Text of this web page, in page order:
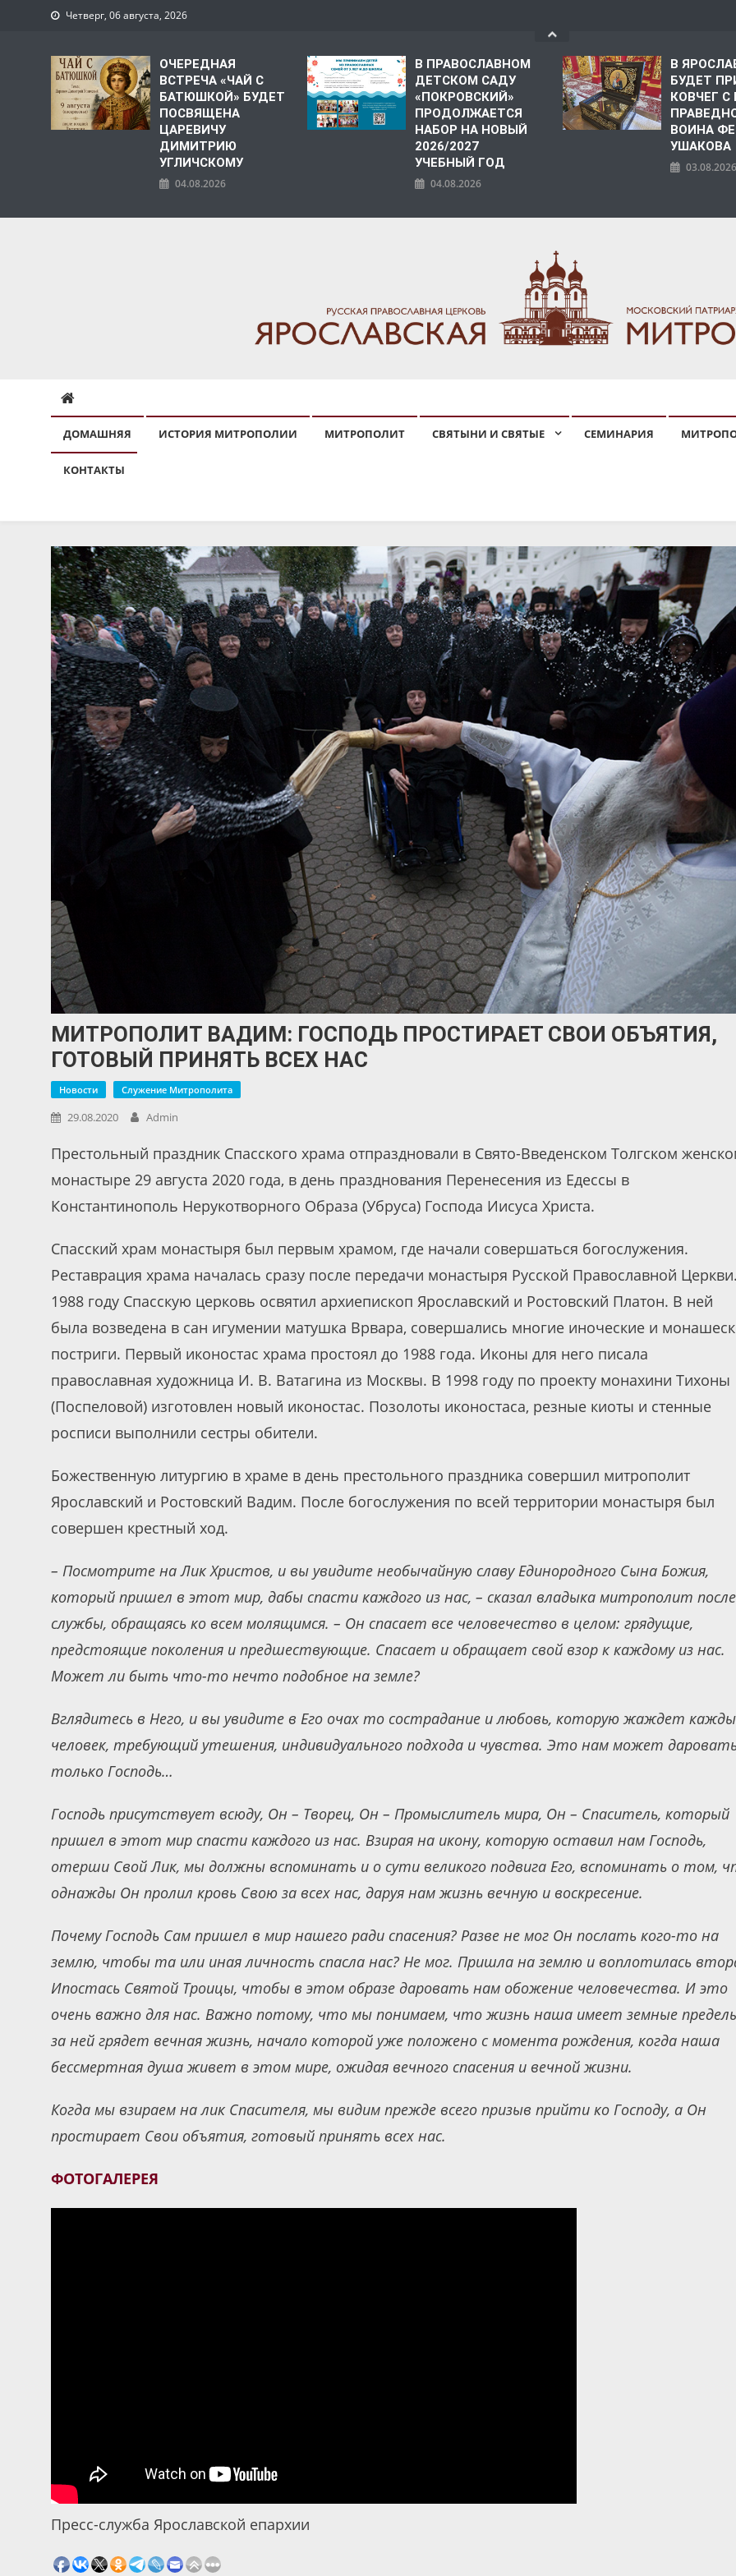
Четверг, 06 августа, 2026
ОЧЕРЕДНАЯ
ВСТРЕЧА «ЧАЙ С
БАТЮШКОЙ» БУДЕТ
ПОСВЯЩЕНА
ЦАРЕВИЧУ
ДИМИТРИЮ
УГЛИЧСКОМУ
04.08.2026
В ПРАВОСЛАВНОМ
ДЕТСКОМ САДУ
«ПОКРОВСКИЙ»
ПРОДОЛЖАЕТСЯ
НАБОР НА НОВЫЙ
2026/2027
УЧЕБНЫЙ ГОД
04.08.2026
В
БУДЕТ
КОВЧЕГ
ВОИНА
УШАКОВА
ДОМАШНЯЯ ИСТОРИЯ МИТРОПОЛИИ МИТРОПОЛИТ СВЯТЫНИ И СВЯТЫЕ СЕМИНАРИЯ
КОНТАКТЫ
МИТРОПОЛИТ ВАДИМ: ГОСПОДЬ ПРОСТИРАЕТ СВОИ ОБЪЯТИЯ,
ГОТОВЫЙ ПРИНЯТЬ ВСЕХ НАС
Новости Служение Митрополита
29.08.2020 Admin
Престольный праздник Спасского храма отпраздновали в Свято-Введенском Толгском
монастыре 29 августа 2020 года, в день празднования Перенесения из Едессы в
Константинополь Нерукотворного Образа (Убруса) Господа Иисуса Христа.
Спасский храм монастыря был первым храмом, где начали совершаться богослужения.
Реставрация храма началась сразу после передачи монастыря Русской Православной
1988 году Спасскую церковь освятил архиепископ Ярославский и Ростовский Платон. В ней
была возведена в сан игумении матушка Врвара, совершались многие иноческие и
постриги. Первый иконостас храма простоял до 1988 года. Иконы для него писала
православная художница И. В. Ватагина из Москвы. В 1998 году по проекту монахини Тихоны
(Поспеловой) изготовлен новый иконостас. Позолоты иконостаса, резные киоты и стенные
росписи выполнили сестры обители.
Божественную литургию в храме в день престольного праздника совершил митрополит
Ярославский и Ростовский Вадим. После богослужения по всей территории монастыря был
совершен крестный ход.
– Посмотрите на Лик Христов, и вы увидите необычайную славу Единородного Сына Божия,
который пришел в этот мир, дабы спасти каждого из нас, – сказал владыка митрополит после
службы, обращаясь ко всем молящимся. – Он спасает все человечество в целом: грядущие,
предстоящие поколения и предшествующие. Спасает и обращает свой взор к каждому из нас.
Может ли быть что-то нечто подобное на земле?
Вглядитесь в Него, и вы увидите в Его очах то сострадание и любовь, которую жаждет
человек, требующий утешения, индивидуального подхода и чувства. Это нам может
только Господь…
Господь присутствует всюду, Он – Творец, Он – Промыслитель мира, Он – Спаситель, который
пришел в этот мир спасти каждого из нас. Взирая на икону, которую оставил нам Господь,
отерши Свой Лик, мы должны вспоминать и о сути великого подвига Его, вспоминать о том,
однажды Он пролил кровь Свою за всех нас, даруя нам жизнь вечную и воскресение.
Почему Господь Сам пришел в мир нашего ради спасения? Разве не мог Он послать кого-то на
землю, чтобы та или иная личность спасла нас? Не мог. Пришла на землю и воплотилась
Ипостась Святой Троицы, чтобы в этом образе даровать нам обожение человечества. И это
очень важно для нас. Важно потому, что мы понимаем, что жизнь наша имеет земные
за ней грядет вечная жизнь, начало которой уже положено с момента рождения, когда наша
бессмертная душа живет в этом мире, ожидая вечного спасения и вечной жизни.
Когда мы взираем на лик Спасителя, мы видим прежде всего призыв прийти ко Господу, а Он
простирает Свои объятия, готовый принять всех нас.
ФОТОГАЛЕРЕЯ
Пресс-служба Ярославской епархии